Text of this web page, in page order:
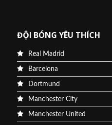
ĐỘI BÓNG YÊU THÍCH
Real Madrid
Barcelona
Dortmund
Manchester City
Manchester United